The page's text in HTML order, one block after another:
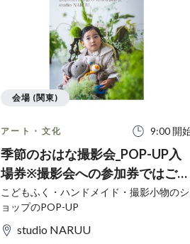
アート・文化 9:00 開
季節のおはな撮影会_POP-UP入
場券※撮影会への参加券ではござ
いません。
こどもふく・ハンドメイド・撮影小物のシ
ョップのPOP-UP
studio NARUU
会場 (関東)